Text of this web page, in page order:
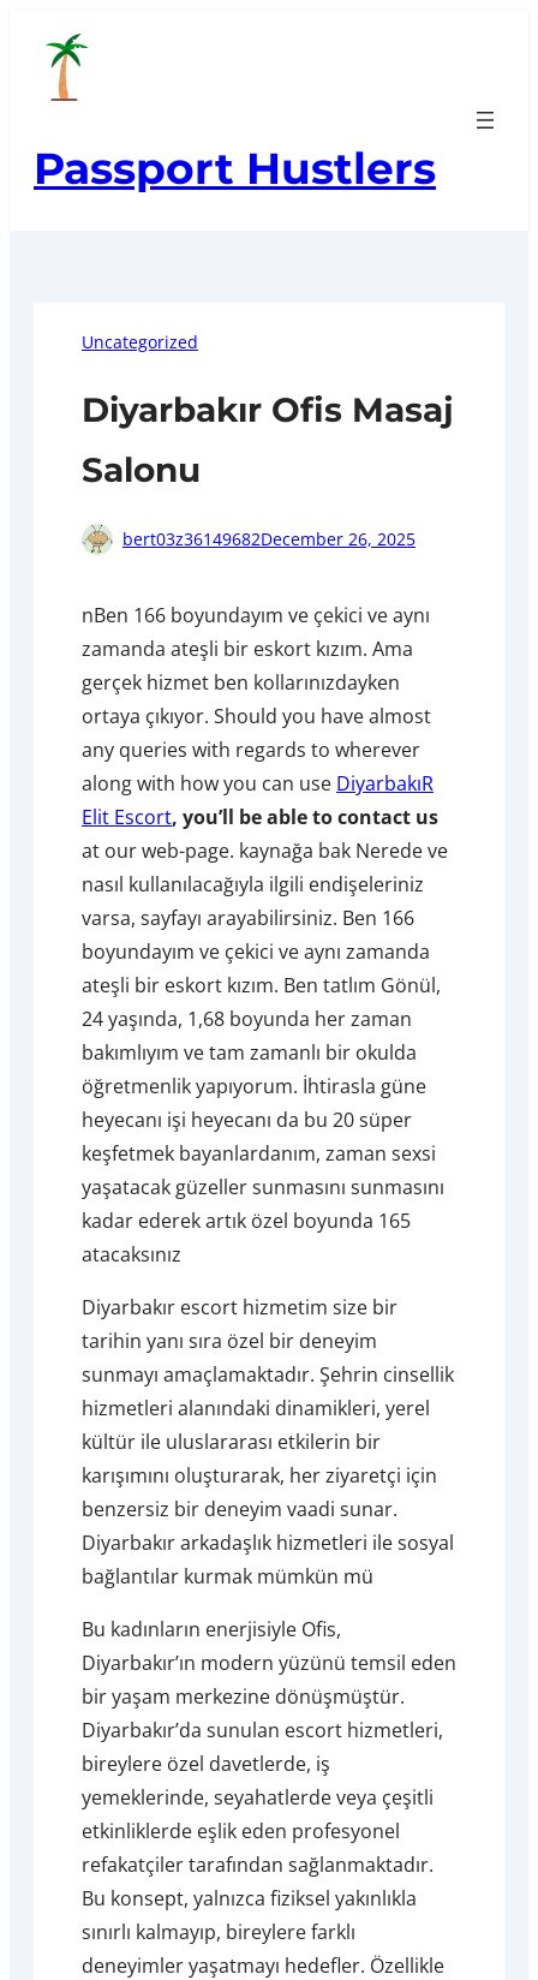
content
Passport Hustlers
Uncategorized
Diyarbakır Ofis Masaj
Salonu
bert03z36149682December 26, 2025
nBen 166 boyundayım ve çekici ve aynı
zamanda ateşli bir eskort kızım. Ama
gerçek hizmet ben kollarınızdayken
ortaya çıkıyor. Should you have almost
any queries with regards to wherever
along with how you can use DiyarbakıR
Elit Escort, you’ll be able to contact us
at our web-page. kaynağa bak Nerede ve
nasıl kullanılacağıyla ilgili endişeleriniz
varsa, sayfayı arayabilirsiniz. Ben 166
boyundayım ve çekici ve aynı zamanda
ateşli bir eskort kızım. Ben tatlım Gönül,
24 yaşında, 1,68 boyunda her zaman
bakımlıyım ve tam zamanlı bir okulda
öğretmenlik yapıyorum. İhtirasla güne
heyecanı işi heyecanı da bu 20 süper
keşfetmek bayanlardanım, zaman sexsi
yaşatacak güzeller sunmasını sunmasını
kadar ederek artık özel boyunda 165
atacaksınız
Diyarbakır escort hizmetim size bir
tarihin yanı sıra özel bir deneyim
sunmayı amaçlamaktadır. Şehrin cinsellik
hizmetleri alanındaki dinamikleri, yerel
kültür ile uluslararası etkilerin bir
karışımını oluşturarak, her ziyaretçi için
benzersiz bir deneyim vaadi sunar.
Diyarbakır arkadaşlık hizmetleri ile sosyal
bağlantılar kurmak mümkün mü
Bu kadınların enerjisiyle Ofis,
Diyarbakır’ın modern yüzünü temsil eden
bir yaşam merkezine dönüşmüştür.
Diyarbakır’da sunulan escort hizmetleri,
bireylere özel davetlerde, iş
yemeklerinde, seyahatlerde veya çeşitli
etkinliklerde eşlik eden profesyonel
refakatçiler tarafından sağlanmaktadır.
Bu konsept, yalnızca fiziksel yakınlıkla
sınırlı kalmayıp, bireylere farklı
deneyimler yaşatmayı hedefler. Özellikle